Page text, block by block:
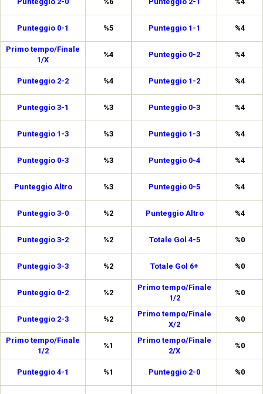
Punteggio 0-1 %5
Primo tempo/Finale
1/X
%4
Punteggio 2-2 %4
Punteggio 3-1 %3
Punteggio 1-3 %3
Punteggio 0-3 %3
Punteggio Altro %3
Punteggio 3-0 %2
Punteggio 3-2 %2
Punteggio 3-3 %2
Punteggio 0-2 %2
Punteggio 2-3 %2
Primo tempo/Finale
1/2
%1
Punteggio 4-1 %1
Punteggio 1-1 %4
Punteggio 0-2 %4
Punteggio 1-2 %4
Punteggio 0-3 %4
Punteggio 1-3 %4
Punteggio 0-4 %4
Punteggio 0-5 %4
Punteggio Altro %4
Totale Gol 4-5 %0
Totale Gol 6+ %0
Primo tempo/Finale
1/2
%0
Primo tempo/Finale
X/2
%0
Primo tempo/Finale
2/X
%0
Punteggio 2-0 %0